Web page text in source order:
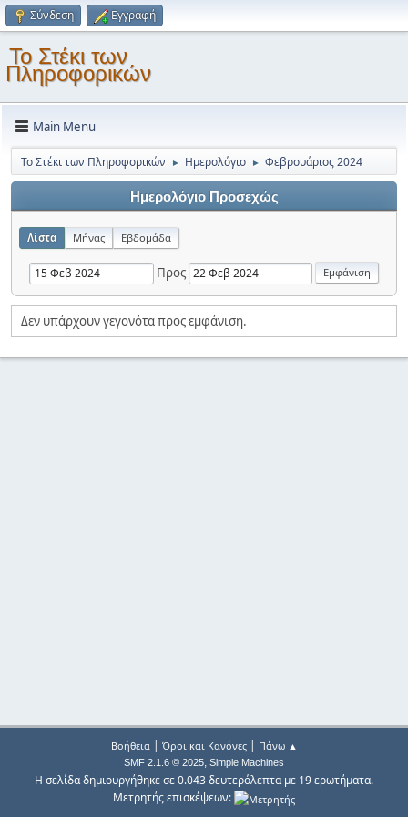
Σύνδεση Εγγραφή
Το Στέκι των
Πληροφορικών
Main Menu
Το Στέκι των Πληροφορικών ► Ημερολόγιο ► Φεβρουάριος 2024
Ημερολόγιο Προσεχώς
Λίστα Μήνας Εβδομάδα
Προς
Δεν υπάρχουν γεγονότα προς εμφάνιση.
Βοήθεια| Όροι και Κανόνες| Πάνω ▲
SMF 2.1.6 © 2025, Simple Machines
Η σελίδα δημιουργήθηκε σε 0.043 δευτερόλεπτα με 19 ερωτήματα.
Μετρητής επισκέψεων: